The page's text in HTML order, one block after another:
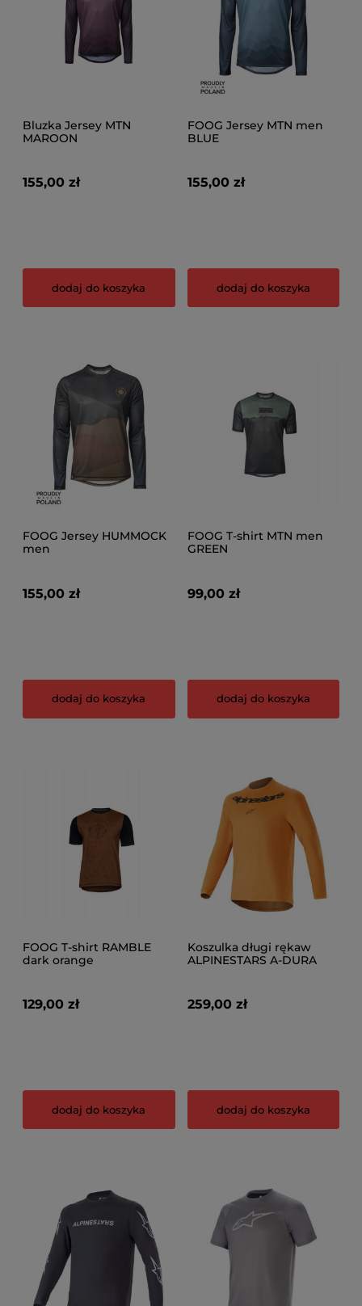
Bluzka Jersey MTN
MAROON
155,00 zł
dodaj do koszyka
FOOG Jersey MTN men
BLUE
155,00 zł
dodaj do koszyka
FOOG Jersey HUMMOCK
men
155,00 zł
dodaj do koszyka
FOOG T-shirt MTN men
GREEN
99,00 zł
dodaj do koszyka
FOOG T-shirt RAMBLE
dark orange
129,00 zł
dodaj do koszyka
Koszulka długi rękaw
ALPINESTARS A-DURA
259,00 zł
dodaj do koszyka